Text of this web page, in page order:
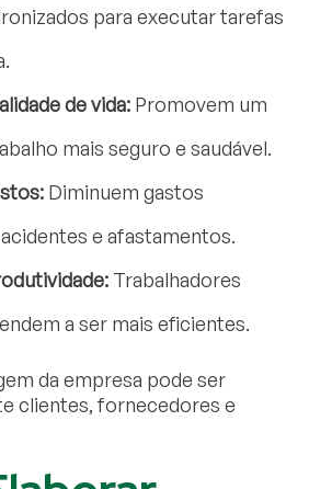
para executar tarefas
de vida: Promovem um
mais seguro e saudável.
Diminuem gastos
e afastamentos.
Trabalhadores
a ser mais eficientes.
da empresa pode ser
clientes, fornecedores e